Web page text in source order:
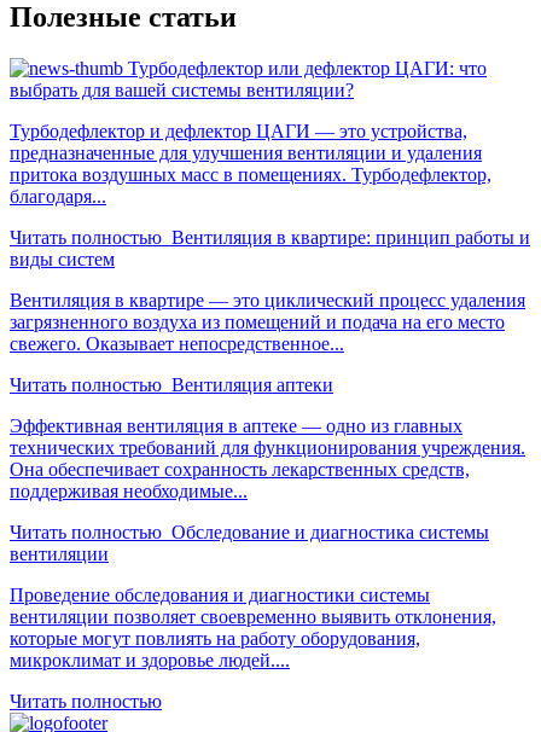
Полезные статьи
Турбодефлектор или дефлектор ЦАГИ: что
выбрать для вашей системы вентиляции?
Турбодефлектор и дефлектор ЦАГИ — это устройства,
предназначенные для улучшения вентиляции и удаления
притока воздушных масс в помещениях. Турбодефлектор,
благодаря...
Читать полностью Вентиляция в квартире: принцип работы и
виды систем
Вентиляция в квартире — это циклический процесс удаления
загрязненного воздуха из помещений и подача на его место
свежего. Оказывает непосредственное...
Читать полностью Вентиляция аптеки
Эффективная вентиляция в аптеке — одно из главных
технических требований для функционирования учреждения.
Она обеспечивает сохранность лекарственных средств,
поддерживая необходимые...
Читать полностью Обследование и диагностика системы
вентиляции
Проведение обследования и диагностики системы
вентиляции позволяет своевременно выявить отклонения,
которые могут повлиять на работу оборудования,
микроклимат и здоровье людей....
Читать полностью